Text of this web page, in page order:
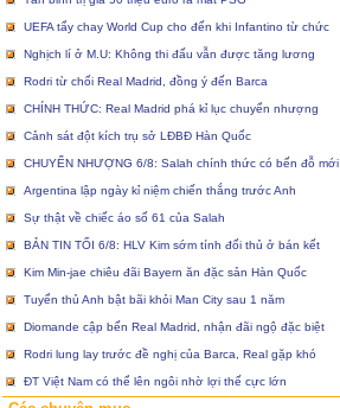
UEFA tẩy chay World Cup cho đến khi Infantino từ chức
Nghịch lí ở M.U: Không thi đấu vẫn được tăng lương
Rodri từ chối Real Madrid, đồng ý đến Barca
CHÍNH THỨC: Real Madrid phá kỉ lục chuyển nhượng
Cảnh sát đột kích trụ sở LĐBĐ Hàn Quốc
CHUYỂN NHƯỢNG 6/8: Salah chính thức có bến đỗ mới
Argentina lập ngày kỉ niệm chiến thắng trước Anh
Sự thật về chiếc áo số 61 của Salah
BẢN TIN TỐI 6/8: HLV Kim sớm tính đối thủ ở bán kết
Kim Min-jae chiêu đãi Bayern ăn đặc sản Hàn Quốc
Tuyển thủ Anh bật bãi khỏi Man City sau 1 năm
Diomande cập bến Real Madrid, nhận đãi ngộ đặc biệt
Rodri lung lay trước đề nghị của Barca, Real gặp khó
ĐT Việt Nam có thể lên ngôi nhờ lợi thế cực lớn